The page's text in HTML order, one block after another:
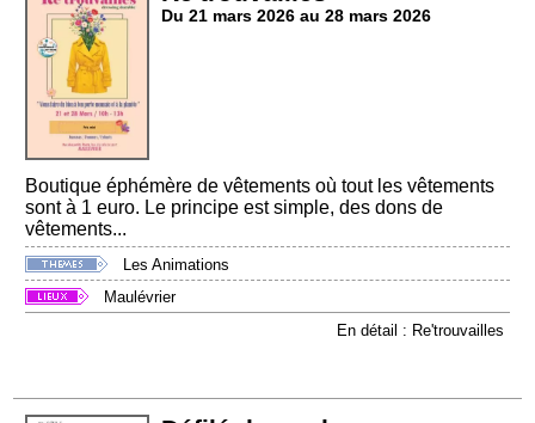
Du 21 mars 2026 au 28 mars 2026
Boutique éphémère de vêtements où tout les vêtements
sont à 1 euro. Le principe est simple, des dons de
vêtements...
Les Animations
Maulévrier
En détail : Re'trouvailles